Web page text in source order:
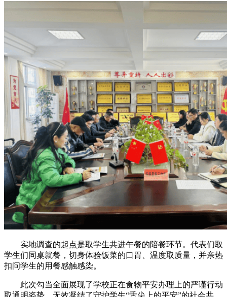
实地调查的起点是取学生共进午餐的陪餐环节。代表们取
学生们同桌就餐，切身体验饭菜的口胃、温度取质量，并亲热
扣问学生的用餐感触感染。
此次勾当全面展现了学校正在食物平安办理上的严谨行动
取通明姿势，无效凝结了守护学生“舌尖上的平安”的社会共